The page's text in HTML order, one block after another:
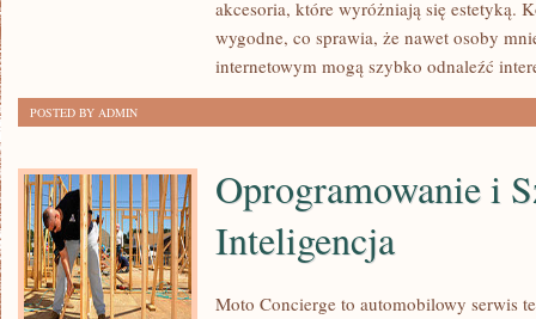
OPROGRAMOWANIAakcesoria, które wyróżniają się estetyką.
wygodne, co sprawia, że nawet osoby
internetowym mogą szybko odnaleźć
POSTED BY ADMIN
Oprogramowanie i
Inteligencja
Moto Concierge to automobilowy serwis